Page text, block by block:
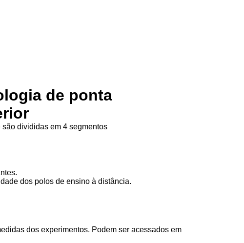
de ponta
divididas em 4 segmentos
dos polos de ensino à distância.
dos experimentos. Podem ser acessados em